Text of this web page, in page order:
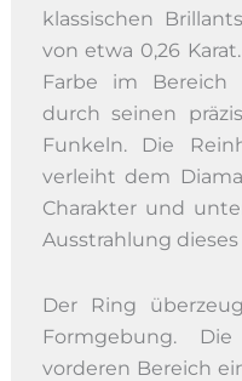
klassischen
von etwa 0,26
Farbe im Bereich
durch seinen
Funkeln. Die
verleiht dem
Charakter und
Ausstrahlung
Der Ring
Formgebung.
vorderen Bereich